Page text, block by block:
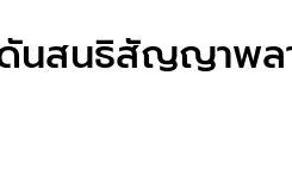
นสนธิสัญญาพ